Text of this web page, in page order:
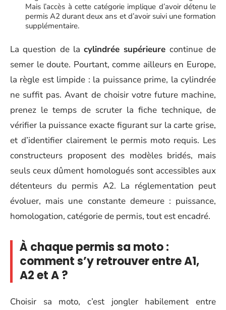
Mais l’accès à cette catégorie implique d’avoir détenu le
permis A2 durant deux ans et d’avoir suivi une formation
supplémentaire.
La question de lacylindrée supérieure continue de
semer le doute. Pourtant, comme ailleurs en Europe,
la règle est limpide : la puissance prime, la cylindrée
ne suffit pas. Avant de choisir votre future machine,
prenez le temps de scruter la fiche technique, de
vérifier la puissance exacte figurant sur la carte grise,
et d’identifier clairement le permis moto requis. Les
constructeurs proposent des modèles bridés, mais
seuls ceux dûment homologués sont accessibles aux
détenteurs du permis A2. La réglementation peut
évoluer, mais une constante demeure : puissance,
homologation, catégorie de permis, tout est encadré.
À chaque permis sa moto :
comment s’y retrouver entre A1,
A2 et A ?
Choisir sa moto, c’est jongler habilement entre